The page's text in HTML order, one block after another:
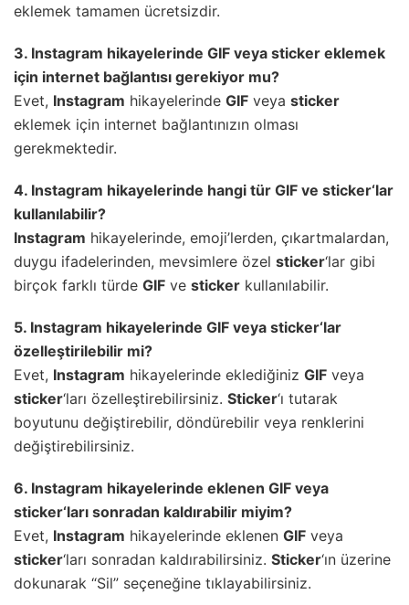
eklemek tamamen ücretsizdir.
3. Instagram hikayelerinde GIF veya sticker eklemek
için internet bağlantısı gerekiyor mu?
Evet, Instagram hikayelerinde GIF veya sticker
eklemek için internet bağlantınızın olması
gerekmektedir.
4. Instagram hikayelerinde hangi tür GIF ve sticker‘lar
kullanılabilir?
Instagram hikayelerinde, emoji’lerden, çıkartmalardan,
duygu ifadelerinden, mevsimlere özel sticker‘lar gibi
birçok farklı türde GIF ve sticker kullanılabilir.
5. Instagram hikayelerinde GIF veya sticker‘lar
özelleştirilebilir mi?
Evet, Instagram hikayelerinde eklediğiniz GIF veya
sticker‘ları özelleştirebilirsiniz. Sticker‘ı tutarak
boyutunu değiştirebilir, döndürebilir veya renklerini
değiştirebilirsiniz.
6. Instagram hikayelerinde eklenen GIF veya
sticker‘ları sonradan kaldırabilir miyim?
Evet, Instagram hikayelerinde eklenen GIF veya
sticker‘ları sonradan kaldırabilirsiniz. Sticker‘ın üzerine
dokunarak “Sil” seçeneğine tıklayabilirsiniz.